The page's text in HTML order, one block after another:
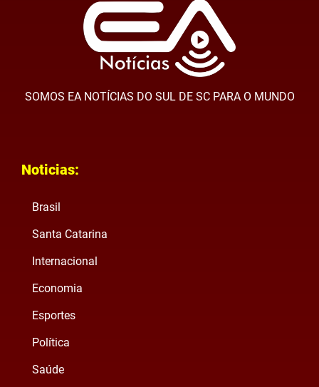
SOMOS EA NOTÍCIAS DO SUL DE SC PARA O MUNDO
Noticias:
Brasil
Santa Catarina
Internacional
Economia
Esportes
Política
Saúde